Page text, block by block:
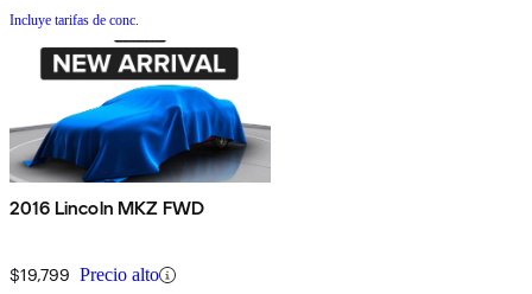
Incluye tarifas de conc.
2016 Lincoln MKZ FWD
$19,799 Precio alto